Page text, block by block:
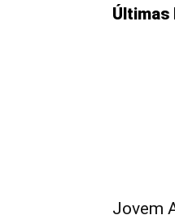
Últimas
Jovem